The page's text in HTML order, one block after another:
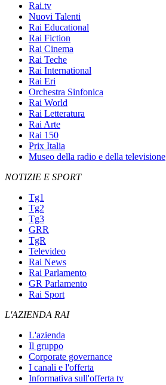
Rai.tv
Nuovi Talenti
Rai Educational
Rai Fiction
Rai Cinema
Rai Teche
Rai International
Rai Eri
Orchestra Sinfonica
Rai World
Rai Letteratura
Rai Arte
Rai 150
Prix Italia
Museo della radio e della televisione
NOTIZIE E SPORT
Tg1
Tg2
Tg3
GRR
TgR
Televideo
Rai News
Rai Parlamento
GR Parlamento
Rai Sport
L'AZIENDA RAI
L'azienda
Il gruppo
Corporate governance
I canali e l'offerta
Informativa sull'offerta tv